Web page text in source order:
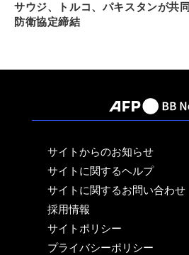
サウジ、トルコ、パキスタンが共同
防衛協定締結
サイトからのお知らせ
サイトに関するヘルプ
サイトに関するお問い合わせ
採用情報
サイトポリシー
プライバシーポリシー